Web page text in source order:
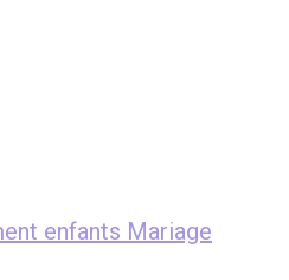
enfants Mariage